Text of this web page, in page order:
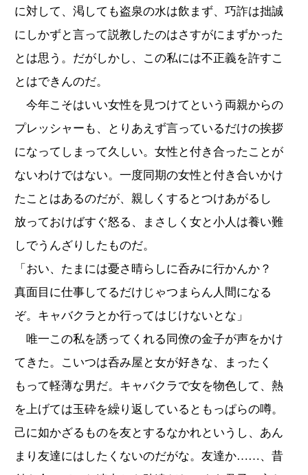
に対して、渇しても盗泉の水は飲まず、巧詐は拙誠
にしかずと言って説教したのはさすがにまずかった
とは思う。だがしかし、この私には不正義を許すこ
とはできんのだ。
今年こそはいい女性を見つけてという両親からの
プレッシャーも、とりあえず言っているだけの挨拶
になってしまって久しい。女性と付き合ったことが
ないわけではない。一度同期の女性と付き合いかけ
たことはあるのだが、親しくするとつけあがるし
放っておけばすぐ怒る、まさしく女と小人は養い難
しでうんざりしたものだ。
「おい、たまには憂さ晴らしに呑みに行かんか？
真面目に仕事してるだけじゃつまらん人間になる
ぞ。キャバクラとか行ってはじけないとな」
唯一この私を誘ってくれる同僚の金子が声をかけ
てきた。こいつは呑み屋と女が好きな、まったく
もって軽薄な男だ。キャバクラで女を物色して、熱
を上げては玉砕を繰り返しているともっぱらの噂。
己に如かざるものを友とするなかれというし、あん
まり友達にはしたくないのだがな。友達か……、昔